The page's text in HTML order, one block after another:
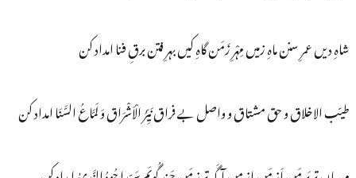
شاہِ دیں عمرِ سنن ماہِ زمیں مِہْرِ زَمَن گاہِ کیں بہرِ فتن برقِ فنا امداد کن
طیّب الاخلاق و حق مشتاق و واصل بے فراق نَــیِّرُ الْاَشْرَاق وَ لَــمَّاعُ السَّنَا امداد کن